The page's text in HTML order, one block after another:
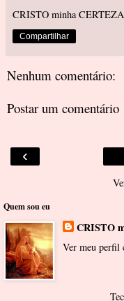
CRISTO minha CERTEZA
Compartilhar
Nenhum comentário:
Postar um comentário
‹
Quem sou eu
CRISTO
Ver meu perfil